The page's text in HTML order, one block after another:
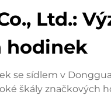
Ltd.:
hodinek
se sídlem v
škály značkových